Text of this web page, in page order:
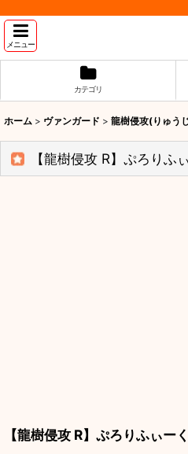
メニュー
カテゴリ
ホーム > ヴァンガード > 龍樹侵攻(りゅう
【龍樹侵攻 R】ぷろり
【龍樹侵攻 R】ぷろりふぃ